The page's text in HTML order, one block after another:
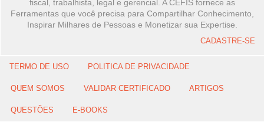
fiscal, trabalhista, legal e gerencial. A CEFIS fornece as
Ferramentas que você precisa para Compartilhar Conhecimento,
Inspirar Milhares de Pessoas e Monetizar sua Expertise.
CADASTRE-SE
TERMO DE USO POLITICA DE PRIVACIDADE
QUEM SOMOS VALIDAR CERTIFICADO ARTIGOS
QUESTÕES E-BOOKS